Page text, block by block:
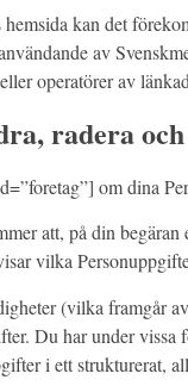
kan det
av
operatörer av
radera
om dina
att, på din
vilka
(vilka framgår
Du har under
i ett strukturerat,